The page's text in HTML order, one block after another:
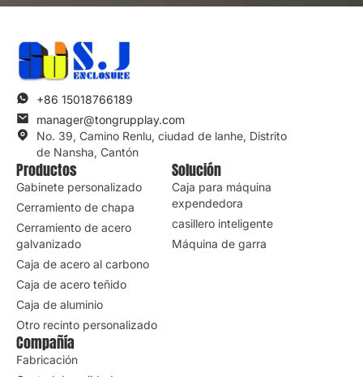
+86 15018766189
manager@tongrupplay.com
No. 39, Camino Renlu, ciudad de lanhe, Distrito
de Nansha, Cantón
Productos
Gabinete personalizado
Cerramiento de chapa
Cerramiento de acero
galvanizado
Caja de acero al carbono
Caja de acero teñido
Caja de aluminio
Otro recinto personalizado
Solución
Caja para máquina
expendedora
casillero inteligente
Máquina de garra
Compañía
Fabricación